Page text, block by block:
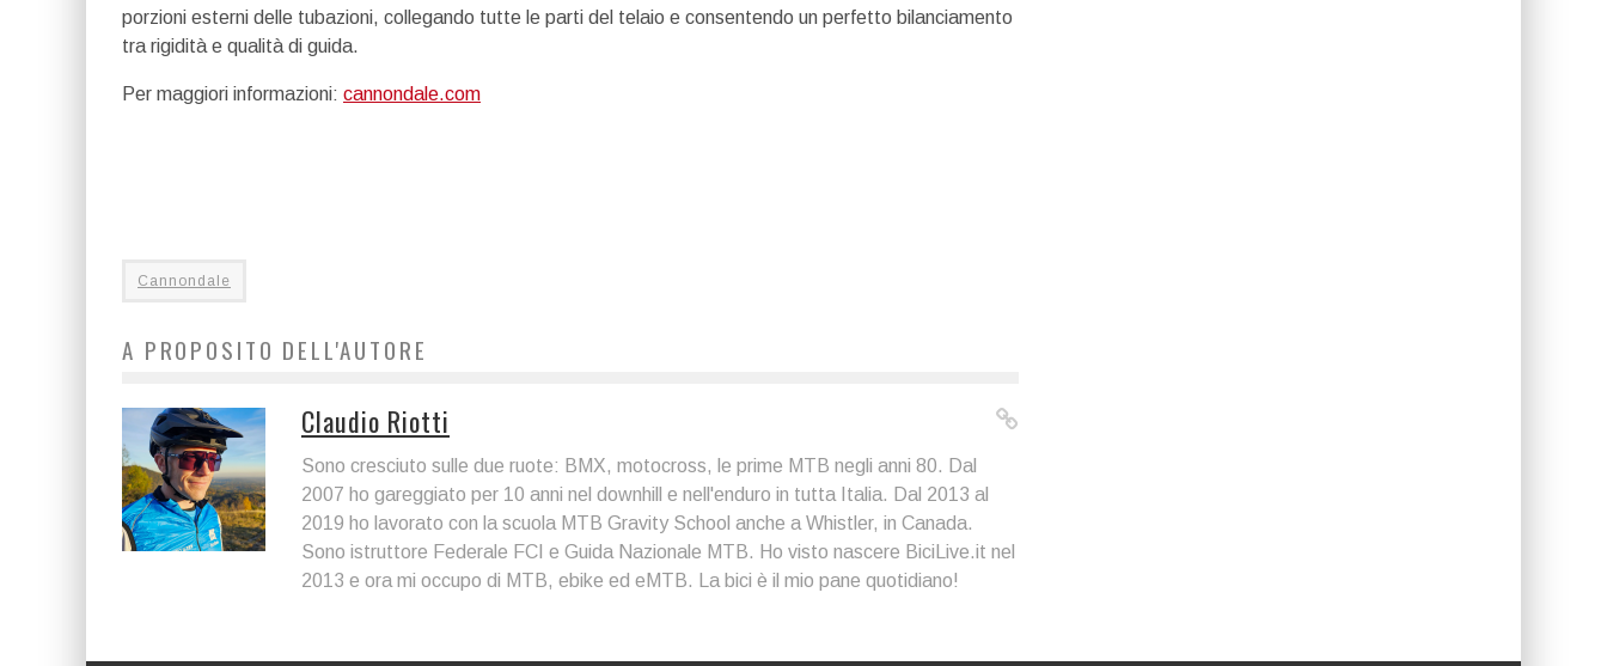
porzioni esterni delle tubazioni, collegando tutte le parti del telaio e consentendo un perfetto bilanciamento
tra rigidità e qualità di guida.
Per maggiori informazioni: cannondale.com
Cannondale
A PROPOSITO DELL'AUTORE
Claudio Riotti
Sono cresciuto sulle due ruote: BMX, motocross, le prime MTB negli anni 80. Dal
2007 ho gareggiato per 10 anni nel downhill e nell'enduro in tutta Italia. Dal 2013 al
2019 ho lavorato con la scuola MTB Gravity School anche a Whistler, in Canada.
Sono istruttore Federale FCI e Guida Nazionale MTB. Ho visto nascere BiciLive.it nel
2013 e ora mi occupo di MTB, ebike ed eMTB. La bici è il mio pane quotidiano!